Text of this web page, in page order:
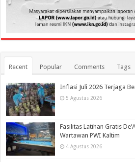
Recent Popular Comments Tags
Inflasi Juli 2026 Terjaga
5 Agustus 2026
Fasilitas Latihan Gratis
Wartawan PWI Kaltim
4 Agustus 2026